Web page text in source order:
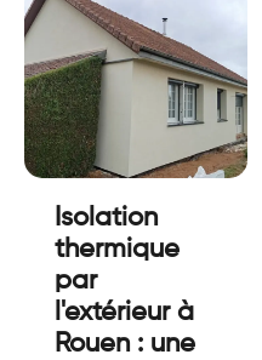
Isolation
thermique
par
l'extérieur à
Rouen : une